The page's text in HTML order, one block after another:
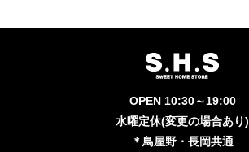
OPEN 10:30～19:00
水曜定休(変更の場合あり)
＊鳥屋野・長岡共通